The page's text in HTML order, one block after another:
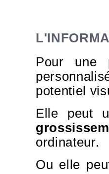
Pour une
potentiel
Elle peut
ordinateur.
Ou elle